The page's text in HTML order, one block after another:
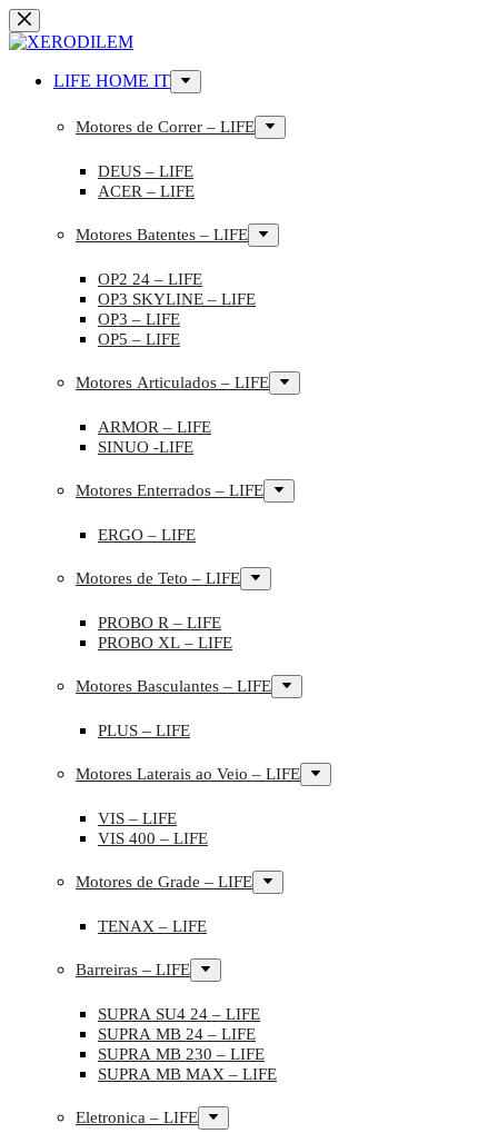
LIFE HOME IT
Motores de Correr – LIFE
DEUS – LIFE
ACER – LIFE
Motores Batentes – LIFE
OP2 24 – LIFE
OP3 SKYLINE – LIFE
OP3 – LIFE
OP5 – LIFE
Motores Articulados – LIFE
ARMOR – LIFE
SINUO -LIFE
Motores Enterrados – LIFE
ERGO – LIFE
Motores de Teto – LIFE
PROBO R – LIFE
PROBO XL – LIFE
Motores Basculantes – LIFE
PLUS – LIFE
Motores Laterais ao Veio – LIFE
VIS – LIFE
VIS 400 – LIFE
Motores de Grade – LIFE
TENAX – LIFE
Barreiras – LIFE
SUPRA SU4 24 – LIFE
SUPRA MB 24 – LIFE
SUPRA MB 230 – LIFE
SUPRA MB MAX – LIFE
Eletronica – LIFE